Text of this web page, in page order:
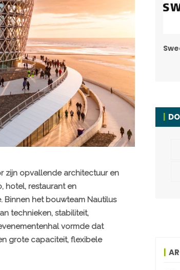
zijn opvallende architectuur en
hotel, restaurant en
het bouwteam Nautilus
technieken, stabiliteit,
vormde dat
grote capaciteit, flexibele